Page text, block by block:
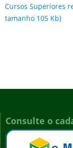
Cursos Superiores
tamanho 105 Kb)
Consulte o